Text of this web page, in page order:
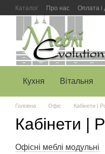
Перейти до основного
Каталог Про нас Оплата і
Кухня Вітальня
Головна Офіс Кабінети |
Кабінети |
Офісні меблі модульні